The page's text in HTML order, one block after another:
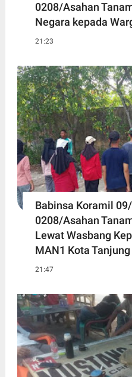
0208/Asahan
Negara kepada
21:23
Babinsa Koramil
0208/Asahan
Lewat Wasbang
MAN1 Kota
21:47